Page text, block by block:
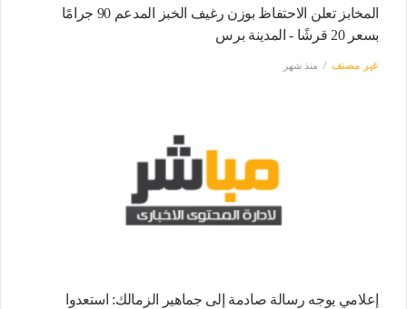
المخابز تعلن الاحتفاظ بوزن رغيف الخبز المدعم 90 جرامًا
بسعر 20 قرشًا - المدينة برس
غير مصنف منذ شهر
إعلامي يوجه رسالة صادمة إلى جماهير الزمالك: استعدوا